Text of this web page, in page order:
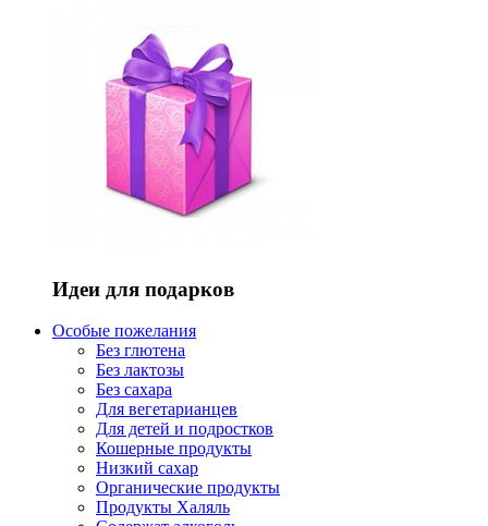
Идеи для подарков
Особые пожелания
Без глютена
Без лактозы
Без сахара
Для вегетарианцев
Для детей и подростков
Кошерные продукты
Низкий сахар
Органические продукты
Продукты Халяль